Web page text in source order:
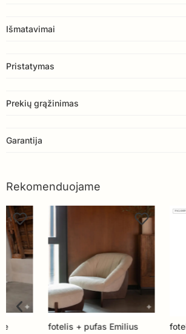
Išmatavimai
Pristatymas
Prekių grąžinimas
Garantija
Rekomenduojame
fotelis + pufas Emilius fotelis MILDA